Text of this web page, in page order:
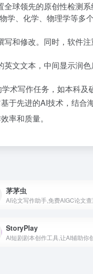
球领先的原创性检测系
、化学、物理学等多
和修改。同时，软件
文文本，中间显示润
写作任务，如本科及
于先进的AI技术，结
率和质量。
茅茅虫
StoryPlay